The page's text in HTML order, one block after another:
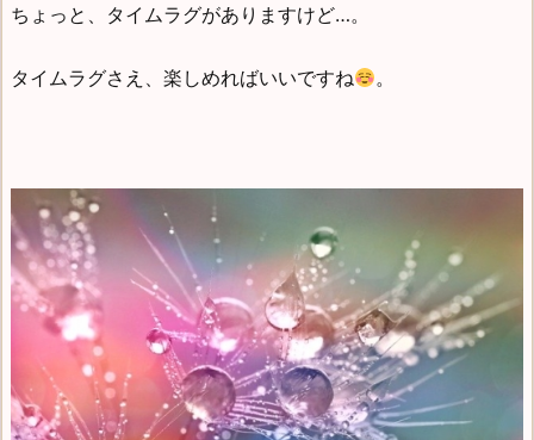
ちょっと、タイムラグがありますけど…。
タイムラグさえ、楽しめればいいですね 。